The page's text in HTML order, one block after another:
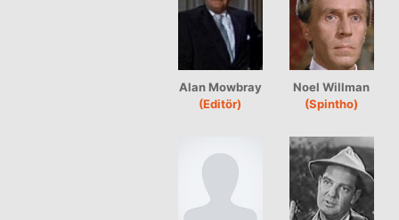
Alan Mowbray
(Editör)
Noel Willman
(Spintho)